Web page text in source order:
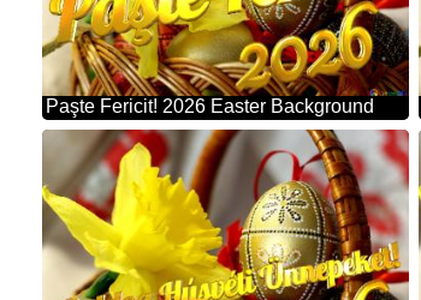
Paşte Fericit! 2026 Easter Background